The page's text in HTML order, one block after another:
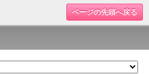
ページの先頭へ戻る